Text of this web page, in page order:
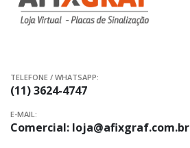
TELEFONE / WHATSAPP:
(11) 3624-4747
E-MAIL:
Comercial: loja@afixgraf.com.br